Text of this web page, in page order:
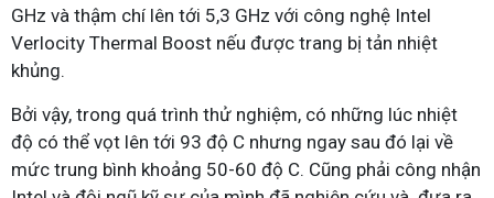
GHz và thậm chí lên tới 5,3 GHz với công nghệ Intel
Verlocity Thermal Boost nếu được trang bị tản nhiệt
khủng.
Bởi vậy, trong quá trình thử nghiệm, có những lúc nhiệt
độ có thể vọt lên tới 93 độ C nhưng ngay sau đó lại về
mức trung bình khoảng 50-60 độ C. Cũng phải công nhận